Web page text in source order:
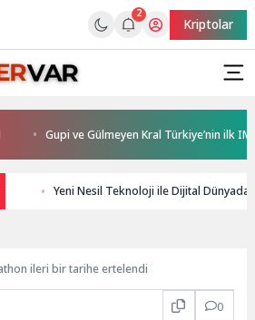
2
Kriptolar
Gupi ve Gülmeyen Kral Türkiye’nin ilk
Yeni Nesil Teknoloji ile Dijital Dünyada
ileri bir tarihe ertelendi
0